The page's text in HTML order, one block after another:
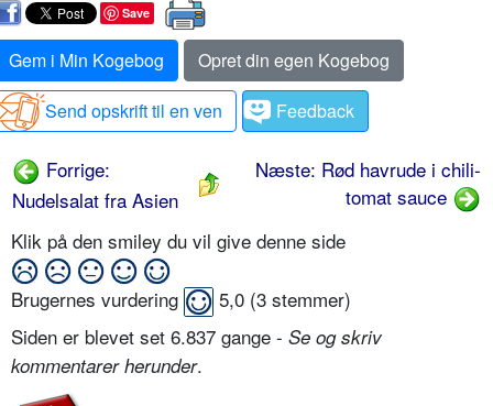
Save
Gem i Min Kogebog
Opret din egen Kogebog
Send opskrift til en ven
Feedback
Forrige:
Nudelsalat fra Asien
Næste: Rød havrude i chili-
tomat sauce
Klik på den smiley du vil give denne side
Brugernes vurdering 5,0 (3 stemmer)
Siden er blevet set 6.837 gange - Se og skriv
kommentarer herunder.